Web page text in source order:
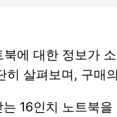
에 대한 정보가
살펴보며, 구매
16인치 노트북